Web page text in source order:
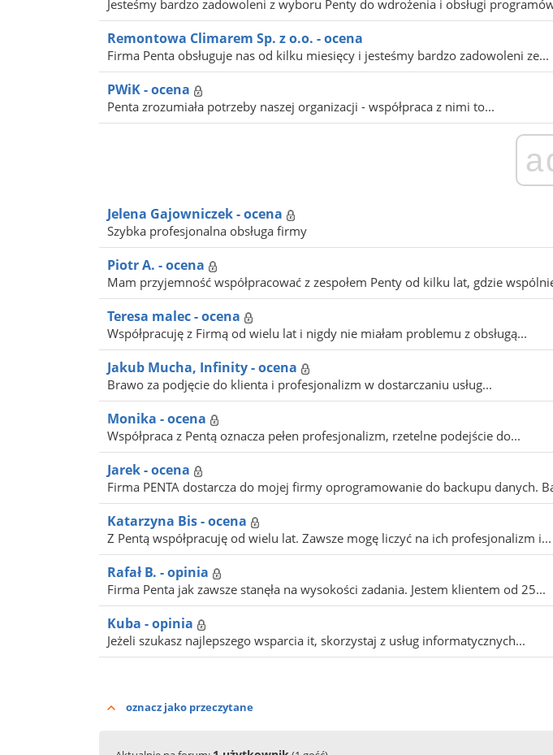
Jesteśmy bardzo zadowoleni z wyboru Penty do wdrożenia i obsługi
Remontowa Climarem Sp. z o.o. - ocena
Firma Penta obsługuje nas od kilku miesięcy i jesteśmy bardzo zadowoleni ze...
PWiK - ocena
Penta zrozumiała potrzeby naszej organizacji - współpraca z nimi to...
Jelena Gajowniczek - ocena
Szybka profesjonalna obsługa firmy
Piotr A. - ocena
Mam przyjemność współpracować z zespołem Penty od kilku lat, gdzie
Teresa malec - ocena
Współpracuję z Firmą od wielu lat i nigdy nie miałam problemu z obsługą...
Jakub Mucha, Infinity - ocena
Brawo za podjęcie do klienta i profesjonalizm w dostarczaniu usług...
Monika - ocena
Współpraca z Pentą oznacza pełen profesjonalizm, rzetelne podejście do...
Jarek - ocena
Firma PENTA dostarcza do mojej firmy oprogramowanie do backupu danych.
Katarzyna Bis - ocena
Z Pentą współpracuję od wielu lat. Zawsze mogę liczyć na ich profesjonalizm i...
Rafał B. - opinia
Firma Penta jak zawsze stanęła na wysokości zadania. Jestem klientem od 25...
Kuba - opinia
Jeżeli szukasz najlepszego wsparcia it, skorzystaj z usług informatycznych...
oznacz jako przeczytane